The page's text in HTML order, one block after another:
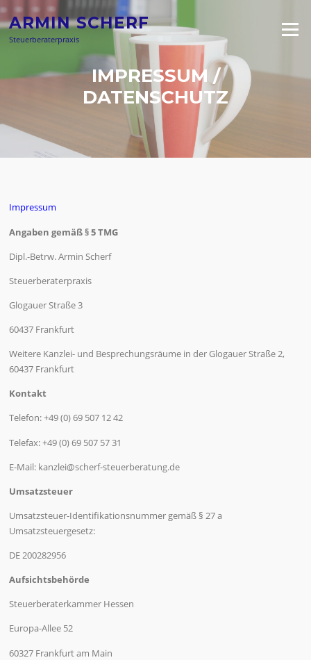
Direkt
zum
Inhalt
ARMIN SCHERF
Steuerberaterpraxis
Menü
IMPRESSUM /
DATENSCHUTZ
Impressum
Angaben gemäß § 5 TMG
Dipl.-Betrw. Armin Scherf
Steuerberaterpraxis
Glogauer Straße 3
60437 Frankfurt
Weitere Kanzlei- und Besprechungsräume in der Glogauer Straße 2,
60437 Frankfurt
Kontakt
Telefon: +49 (0) 69 507 12 42
Telefax: +49 (0) 69 507 57 31
E-Mail: kanzlei@scherf-steuerberatung.de
Umsatzsteuer
Umsatzsteuer-Identifikationsnummer gemäß § 27 a
Umsatzsteuergesetz:
DE 200282956
Aufsichtsbehörde
Steuerberaterkammer Hessen
Europa-Allee 52
60327 Frankfurt am Main